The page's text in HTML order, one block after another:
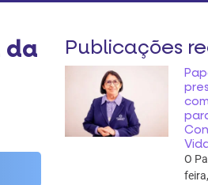
da Publicações
O